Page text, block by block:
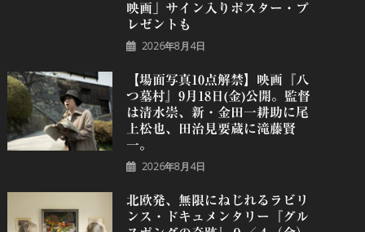
映画」サイン入りポスター・プ
レゼントも
2026年8月4日
【場面写真10点解禁】映画『八
つ墓村』9月18日(金)公開。監督
は清水崇、新・金田一耕助に尾
上松也、田治見要蔵に滝藤賢
一。
2026年8月4日
北欧発、無限にねじれるラビリ
ンス・ドキュメンタリー『グル